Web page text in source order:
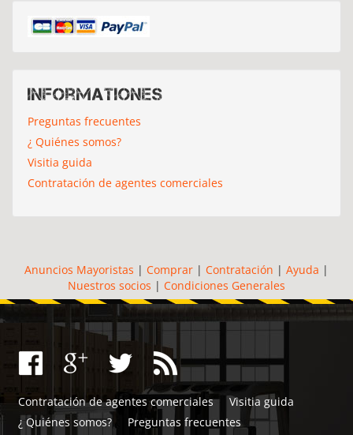
Informationes
Preguntas frecuentes
¿ Quiénes somos?
Visitia guida
Contratación de agentes comerciales
Anuncios Mayoristas | Comprar | Contratación | Ayuda |
Nuestros socios | Condiciones Generales
Contratación de agentes comerciales
Visitia guida
¿ Quiénes somos?
Preguntas frecuentes